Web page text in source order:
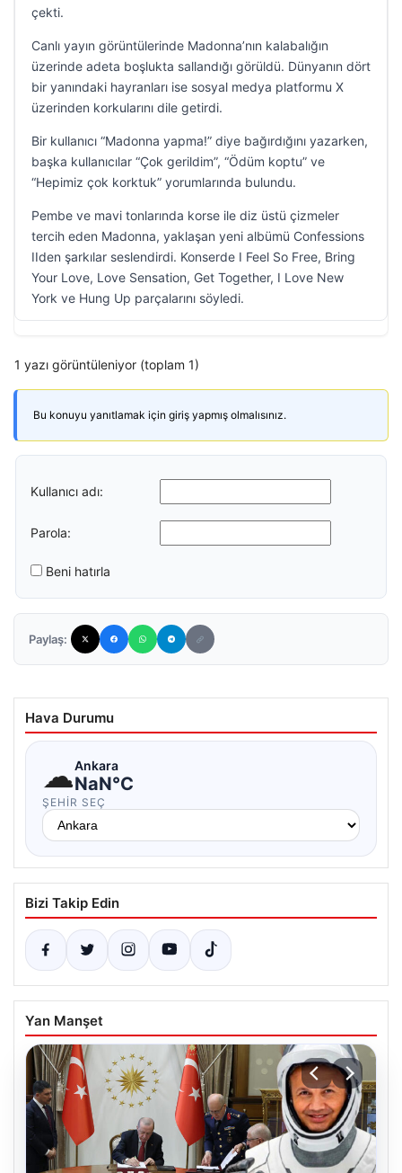
çekti.
Canlı yayın görüntülerinde Madonna’nın kalabalığın
üzerinde adeta boşlukta sallandığı görüldü. Dünyanın dört
bir yanındaki hayranları ise sosyal medya platformu X
üzerinden korkularını dile getirdi.
Bir kullanıcı “Madonna yapma!” diye bağırdığını yazarken,
başka kullanıcılar “Çok gerildim”, “Ödüm koptu” ve
“Hepimiz çok korktuk” yorumlarında bulundu.
Pembe ve mavi tonlarında korse ile diz üstü çizmeler
tercih eden Madonna, yaklaşan yeni albümü Confessions
IIden şarkılar seslendirdi. Konserde I Feel So Free, Bring
Your Love, Love Sensation, Get Together, I Love New
York ve Hung Up parçalarını söyledi.
1 yazı görüntüleniyor (toplam 1)
Bu konuyu yanıtlamak için giriş yapmış olmalısınız.
Kullanıcı adı:
Parola:
Beni hatırla
Paylaş:
Hava Durumu
☁Ankara
NaN°C
ŞEHIR SEÇ
Bizi Takip Edin
Yan Manşet